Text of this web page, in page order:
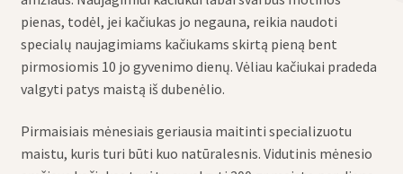
pienas, todėl, jei kačiukas jo negauna, reikia naudoti
specialų naujagimiams kačiukams skirtą pieną bent
pirmosiomis 10 jo gyvenimo dienų. Vėliau kačiukai pradeda
valgyti patys maistą iš dubenėlio.
Pirmaisiais mėnesiais geriausia maitinti specializuotu
maistu, kuris turi būti kuo natūralesnis. Vidutinis mėnesio